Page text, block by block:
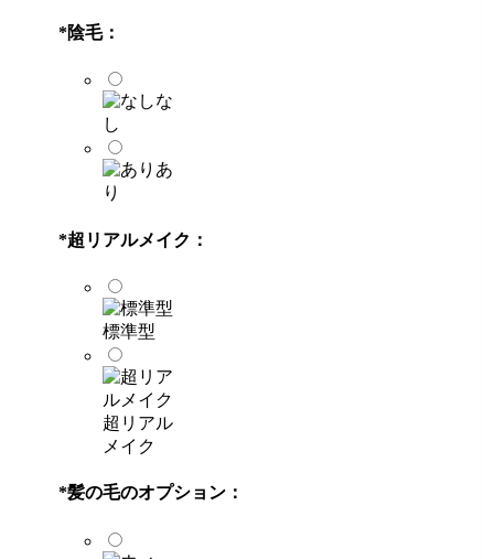
*陰毛：
な
し
あ
り
*超リアルメイク：
標準型
超リアル
メイク
*髪の毛のオプション：